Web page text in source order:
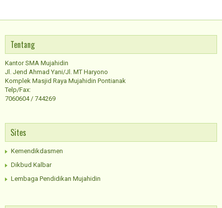
Tentang
Kantor SMA Mujahidin
Jl. Jend Ahmad Yani/Jl. MT Haryono
Komplek Masjid Raya Mujahidin Pontianak
Telp/Fax:
7060604 / 744269
Sites
Kemendikdasmen
Dikbud Kalbar
Lembaga Pendidikan Mujahidin